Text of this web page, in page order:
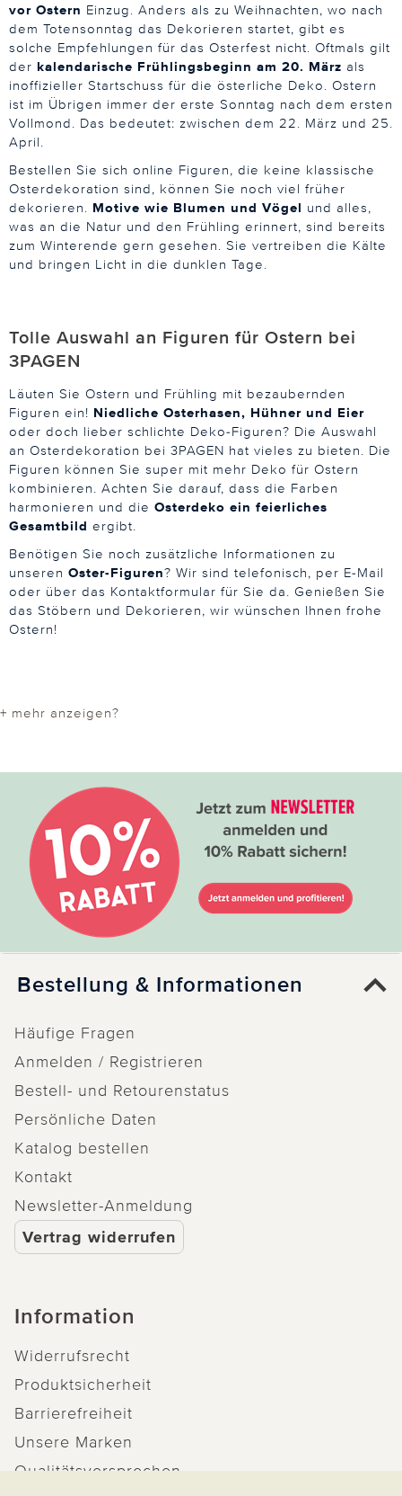
vor Ostern Einzug. Anders als zu Weihnachten, wo nach
dem Totensonntag das Dekorieren startet, gibt es
solche Empfehlungen für das Osterfest nicht. Oftmals gilt
der kalendarische Frühlingsbeginn am 20. März als
inoffizieller Startschuss für die österliche Deko. Ostern
ist im Übrigen immer der erste Sonntag nach dem ersten
Vollmond. Das bedeutet: zwischen dem 22. März und 25.
April.
Bestellen Sie sich online Figuren, die keine klassische
Osterdekoration sind, können Sie noch viel früher
dekorieren. Motive wie Blumen und Vögel und alles,
was an die Natur und den Frühling erinnert, sind bereits
zum Winterende gern gesehen. Sie vertreiben die Kälte
und bringen Licht in die dunklen Tage.
Tolle Auswahl an Figuren für Ostern bei
3PAGEN
Läuten Sie Ostern und Frühling mit bezaubernden
Figuren ein! Niedliche Osterhasen, Hühner und Eier
oder doch lieber schlichte Deko-Figuren? Die Auswahl
an Osterdekoration bei 3PAGEN hat vieles zu bieten. Die
Figuren können Sie super mit mehr Deko für Ostern
kombinieren. Achten Sie darauf, dass die Farben
harmonieren und die Osterdeko ein feierliches
Gesamtbild ergibt.
Benötigen Sie noch zusätzliche Informationen zu
unseren Oster-Figuren? Wir sind telefonisch, per E-Mail
oder über das Kontaktformular für Sie da. Genießen Sie
das Stöbern und Dekorieren, wir wünschen Ihnen frohe
Ostern!
+ mehr anzeigen?
Bestellung & Informationen
Häufige Fragen
Anmelden / Registrieren
Bestell- und Retourenstatus
Persönliche Daten
Katalog bestellen
Kontakt
Newsletter-Anmeldung
Vertrag widerrufen
Information
Widerrufsrecht
Produktsicherheit
Barrierefreiheit
Unsere Marken
Qualitätsversprechen